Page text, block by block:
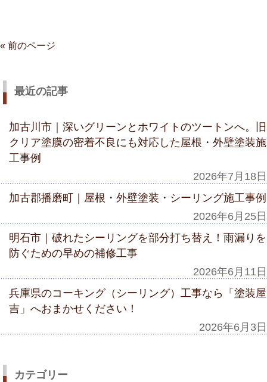
« 前のページ
最近の記事
加古川市｜深いグリーンとホワイトのツートンへ。旧
クリア塗膜の密着不良にも対応した屋根・外壁塗装施
工事例
2026年7月18日
加古郡播磨町｜屋根・外壁塗装・シーリング施工事例
2026年6月25日
明石市｜破れたシーリングを部分打ち替え！雨漏りを
防ぐための早めの補修工事
2026年6月11日
兵庫県のコーキング（シーリング）工事なら「塗装屋
吉」へおまかせください！
2026年6月3日
カテゴリー